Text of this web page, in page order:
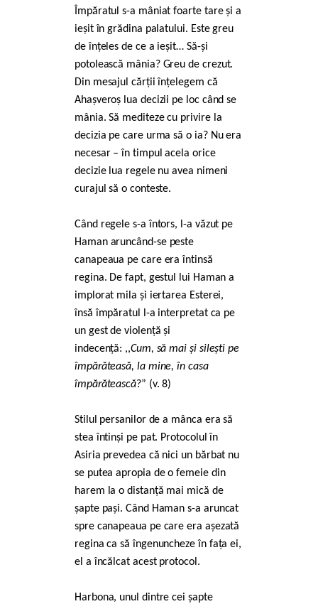
Împăratul s-a mâniat foarte tare și a
ieșit în grădina palatului. Este greu
de înțeles de ce a ieșit… Să-și
potolească mânia? Greu de crezut.
Din mesajul cărții înțelegem că
Ahașveroș lua decizii pe loc când se
mânia. Să mediteze cu privire la
decizia pe care urma să o ia? Nu era
necesar – în timpul acela orice
decizie lua regele nu avea nimeni
curajul să o conteste.
Când regele s-a întors, l-a văzut pe
Haman aruncând-se peste
canapeaua pe care era întinsă
regina. De fapt, gestul lui Haman a
implorat mila și iertarea Esterei,
însă împăratul l-a interpretat ca pe
un gest de violență și
indecență: ,,Cum, să mai și silești pe
împărăteasă, la mine, în casa
împărătească?” (v. 8)
Stilul persanilor de a mânca era să
stea întinși pe pat. Protocolul în
Asiria prevedea că nici un bărbat nu
se putea apropia de o femeie din
harem la o distanță mai mică de
șapte pași. Când Haman s-a aruncat
spre canapeaua pe care era așezată
regina ca să îngenuncheze în fața ei,
el a încălcat acest protocol.
Harbona, unul dintre cei șapte